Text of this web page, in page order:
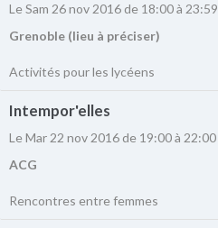
Le Sam 26 nov 2016de 18:00à 23:59
Grenoble (lieu à préciser)
Activités pour les lycéens
Intempor'elles
Le Mar 22 nov 2016de 19:00à 22:00
ACG
Rencontres entre femmes